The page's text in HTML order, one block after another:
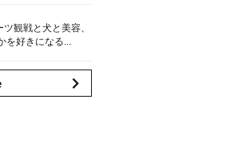
観戦と犬と美容、
を好きになる...